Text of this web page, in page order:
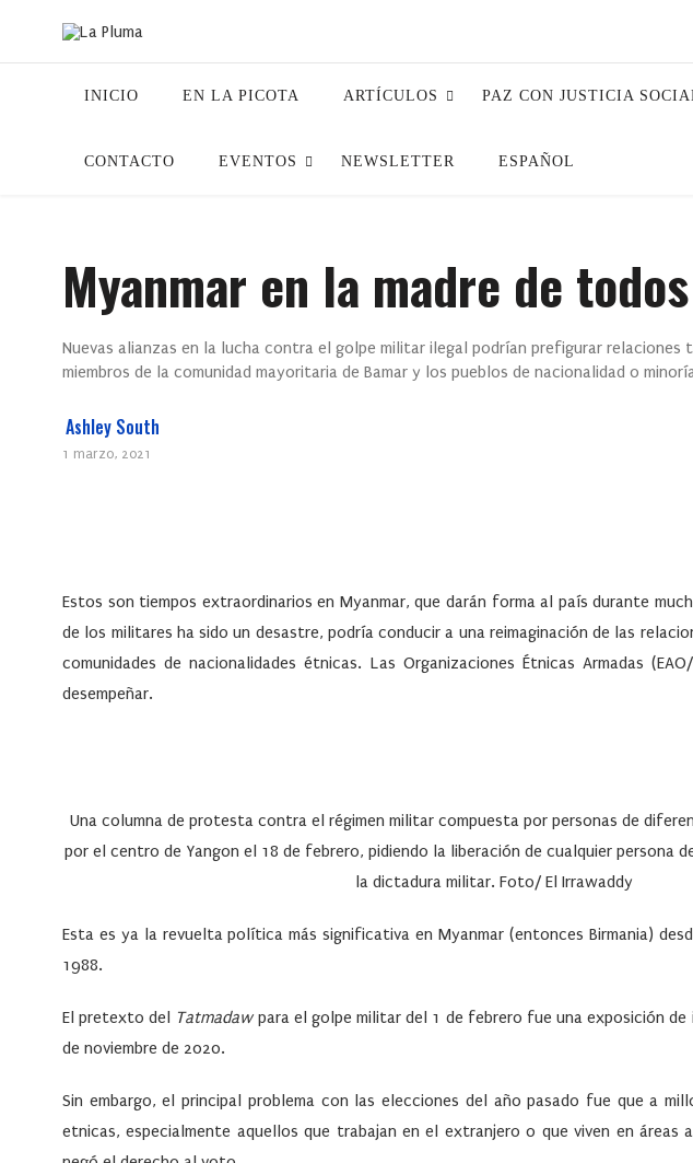
INICIO EN LA PICOTA ARTÍCULOS PAZ CON JUSTICIA
CONTACTO EVENTOS NEWSLETTER ESPAÑOL
Myanmar en la madre de
Nuevas alianzas en la lucha contra el golpe militar ilegal podrían prefigurar
miembros de la comunidad mayoritaria de Bamar y los pueblos de nacionalidad o
Ashley South
1 marzo, 2021
Estos son tiempos extraordinarios en Myanmar, que darán forma al país durante
de los militares ha sido un desastre, podría conducir a una reimaginación de las
comunidades de nacionalidades étnicas. Las Organizaciones Étnicas Armadas
desempeñar.
Una columna de protesta contra el régimen militar compuesta por personas de
por el centro de Yangon el 18 de febrero, pidiendo la liberación de cualquier persona
la dictadura militar. Foto/ El Irrawaddy
Esta es ya la revuelta política más significativa en Myanmar (entonces Birmania)
1988.
El pretexto del Tatmadawpara el golpe militar del 1 de febrero fue una exposición de
de noviembre de 2020.
Sin embargo, el principal problema con las elecciones del año pasado fue que a
etnicas, especialmente aquellos que trabajan en el extranjero o que viven en